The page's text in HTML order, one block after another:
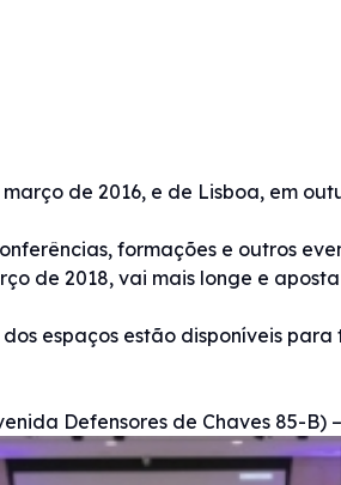
de 2016, e de Lisboa, em
formações e outros
de 2018, vai mais longe e
espaços estão disponíveis para
Defensores de Chaves 85-B)